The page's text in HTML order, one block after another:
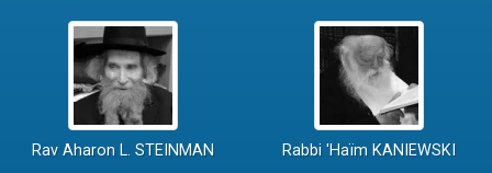
Rav Aharon L. STEINMAN Rabbi 'Haïm KANIEWSKI